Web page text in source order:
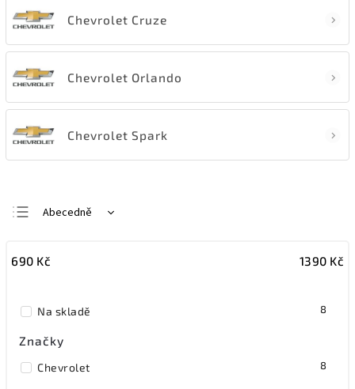
Chevrolet Cruze
Chevrolet Orlando
Chevrolet Spark
Abecedně
Nejdražší
690 Kč 1390 Kč
Na skladě 8
Značky
Chevrolet 8